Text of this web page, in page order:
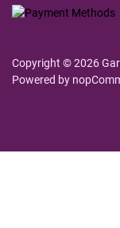
Copyright © 2026
Powered by